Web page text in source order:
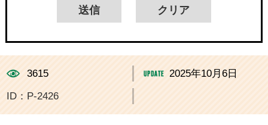
3615 2025年10月6日
ID：P-2426